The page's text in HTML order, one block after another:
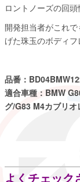
よくチェック